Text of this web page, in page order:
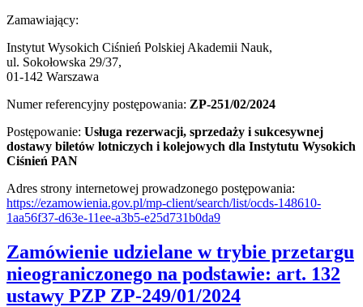
Zamawiający:
Instytut Wysokich Ciśnień Polskiej Akademii Nauk,
ul. Sokołowska 29/37,
01-142 Warszawa
Numer referencyjny postępowania: ZP-251/02/2024
Postępowanie: Usługa rezerwacji, sprzedaży i sukcesywnej
dostawy biletów lotniczych i kolejowych dla Instytutu Wysokich
Ciśnień PAN
Adres strony internetowej prowadzonego postępowania:
https://ezamowienia.gov.pl/mp-client/search/list/ocds-148610-
1aa56f37-d63e-11ee-a3b5-e25d731b0da9
Zamówienie udzielane w trybie przetargu
nieograniczonego na podstawie: art. 132
ustawy PZP ZP-249/01/2024